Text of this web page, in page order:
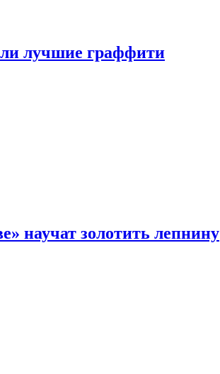
лучшие граффити
научат золотить лепнину